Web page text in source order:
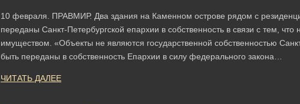
10 февраля. ПРАВМИР. Два здания на Каменном острове рядом с
переданы Санкт-Петербургской епархии в собственность в связи с тем,
имуществом. «Объекты не являются государственной собственностью
быть переданы в собственность Епархии в силу федерального закона…
ЧИТАТЬ ДАЛЕЕ